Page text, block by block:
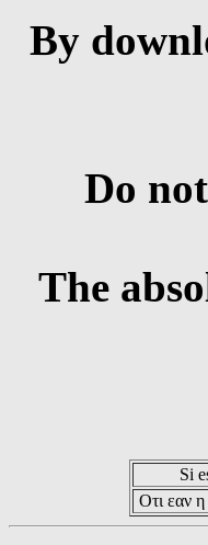
By
Do
The
Si
Οτι εαν